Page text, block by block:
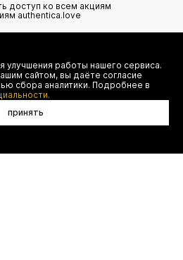
доступ ко всем акциям
authentica.love
обработку и хранение моих
email, телефон) для получения
рассылок от ООО 'БТ
с
улучшения работы нашего сервиса.
сайтом, вы даёте согласие
сбора аналитики. Подробнее в
принять